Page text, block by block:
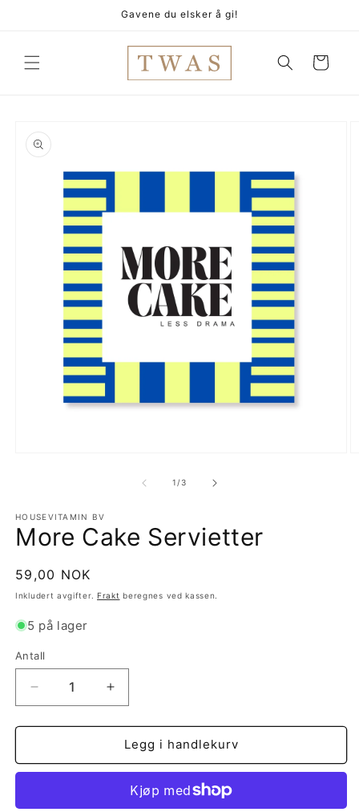
Gavene du elsker å gi!
Handlekurv
1 /av
3
HOUSEVITAMIN BV
More Cake Servietter
Vanlig
pris
59,00 NOK
Inkludert avgifter. Frakt beregnes ved kassen.
5 på lager
Antall
Antall
antallet
for
Cake
Øk
antallet
for
More
Cake
Legg i handlekurv